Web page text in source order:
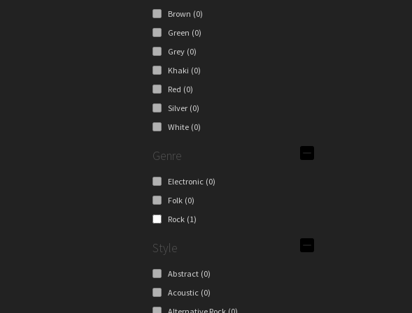
Brown (0)
Green (0)
Grey (0)
Khaki (0)
Red (0)
Silver (0)
White (0)
Genre
Electronic (0)
Folk (0)
Rock (1)
Style
Abstract (0)
Acoustic (0)